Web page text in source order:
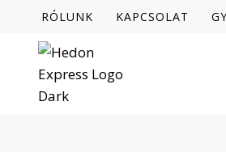
content
RÓLUNK KAPCSOLAT